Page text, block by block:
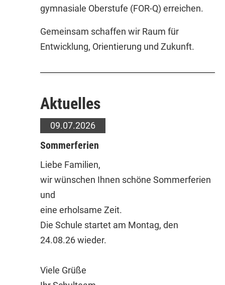
gymnasiale Oberstufe (FOR-Q) erreichen.
Gemeinsam schaffen wir Raum für
Entwicklung, Orientierung und Zukunft.
Aktuelles
09.07.2026
Sommerferien
Liebe Familien,
wir wünschen Ihnen schöne Sommerferien
und
eine erholsame Zeit.
Die Schule startet am Montag, den
24.08.26 wieder.
Viele Grüße